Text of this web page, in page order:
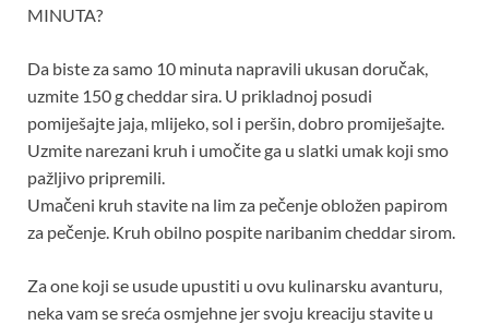
MINUTA?
Da biste za samo 10 minuta napravili ukusan doručak,
uzmite 150 g cheddar sira. U prikladnoj posudi
pomiješajte jaja, mlijeko, sol i peršin, dobro promiješajte.
Uzmite narezani kruh i umočite ga u slatki umak koji smo
pažljivo pripremili.
Umačeni kruh stavite na lim za pečenje obložen papirom
za pečenje. Kruh obilno pospite naribanim cheddar sirom.
Za one koji se usude upustiti u ovu kulinarsku avanturu,
neka vam se sreća osmjehne jer svoju kreaciju stavite u